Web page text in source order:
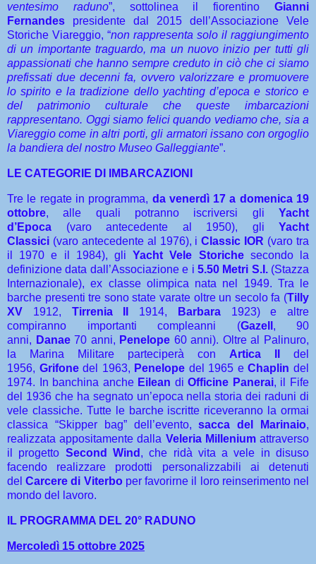
ventesimo raduno”, sottolinea il fiorentinoGianni
Fernandes presidente dal 2015 dell’Associazione Vele
Storiche Viareggio, “non rappresenta solo il raggiungimento
di un importante traguardo, ma un nuovo inizio per tutti gli
appassionati che hanno sempre creduto in ciò che ci siamo
prefissati due decenni fa, ovvero valorizzare e promuovere
lo spirito e la tradizione dello yachting d’epoca e storico e
del patrimonio culturale che queste imbarcazioni
rappresentano. Oggi siamo felici quando vediamo che, sia a
Viareggio come in altri porti, gli armatori issano con orgoglio
la bandiera del nostro Museo Galleggiante”.
LE CATEGORIE DI IMBARCAZIONI
Tre le regate in programma, da venerdì 17 a domenica 19
ottobre, alle quali potranno iscriversi gli Yacht
d’Epoca (varo antecedente al 1950), gli Yacht
Classici (varo antecedente al 1976), iClassic IOR (varo tra
il 1970 e il 1984), gliYacht Vele Storichesecondo la
definizione data dall’Associazione e i 5.50 Metri S.I.(Stazza
Internazionale), ex classe olimpica nata nel 1949. Tra le
barche presenti tre sono state varate oltre un secolo fa (Tilly
XV 1912, Tirrenia II 1914, Barbara1923) e altre
compiranno importanti compleanni (Gazell , 90
anni, Danae70 anni, Penelope 60 anni). Oltre al Palinuro,
la Marina Militare parteciperà con Artica II
del
1956, Grifonedel 1963, Penelope del 1965 eChaplin del
1974. In banchina anche Eilean diOfficine Panerai, il Fife
del 1936 che ha segnato un’epoca nella storia dei raduni di
vele classiche. Tutte le barche iscritte riceveranno la ormai
classica “Skipper bag” dell’evento,sacca del Marinaio,
realizzata appositamente dalla Veleria Milleniumattraverso
il progetto Second Wind , che ridà vita a vele in disuso
facendo realizzare prodotti personalizzabili ai detenuti
delCarcere di Viterboper favorirne il loro reinserimento nel
mondo del lavoro.
IL PROGRAMMA DEL 20° RADUNO
Mercoledì 15 ottobre 2025